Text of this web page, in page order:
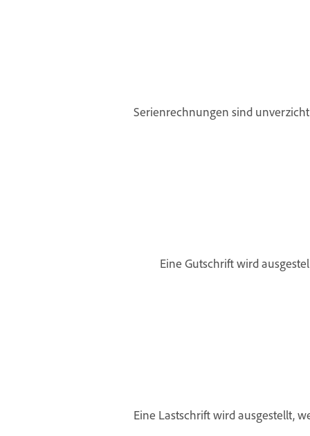
Serienrechnungen sind
Eine Gutschrift wird
Eine Lastschrift wird ausgestellt,